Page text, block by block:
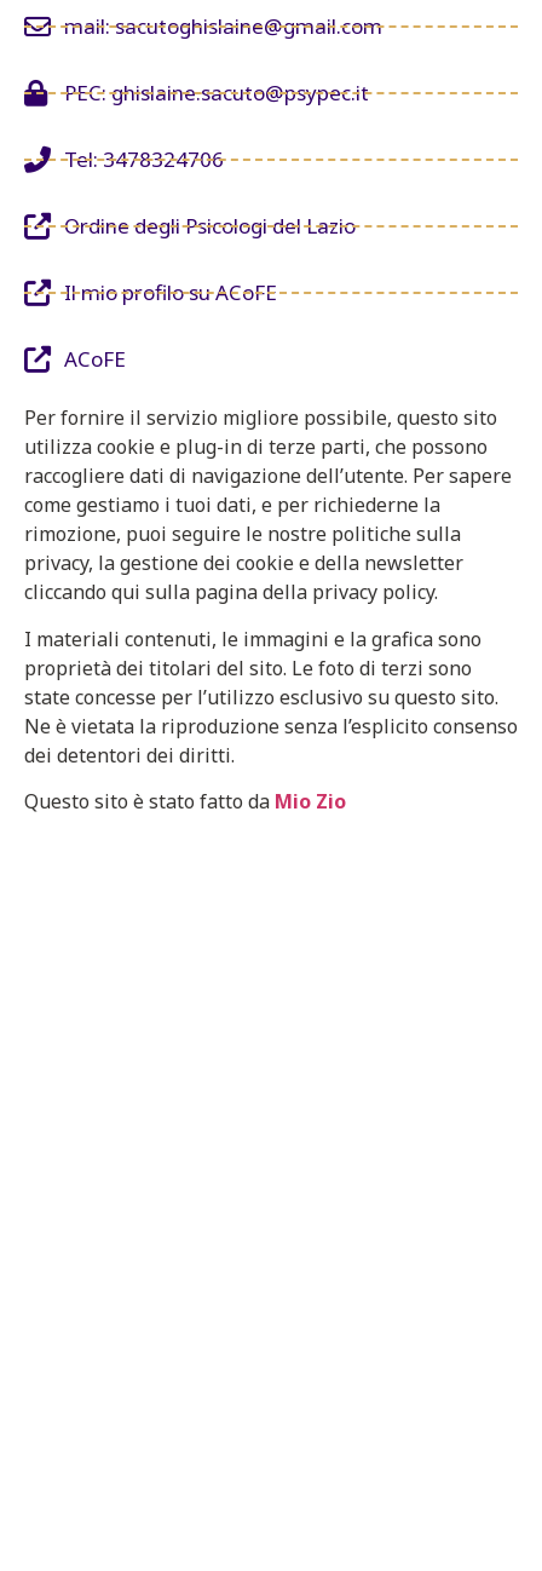
mail: sacutoghislaine@gmail.com
PEC: ghislaine.sacuto@psypec.it
Tel: 3478324706
Ordine degli Psicologi del Lazio
Il mio profilo su ACoFE
ACoFE
Per fornire il servizio migliore possibile, questo sito
utilizza cookie e plug-in di terze parti, che possono
raccogliere dati di navigazione dell’utente. Per sapere
come gestiamo i tuoi dati, e per richiederne la
rimozione, puoi seguire le nostre politiche sulla
privacy, la gestione dei cookie e della newsletter
cliccando qui sulla pagina della privacy policy.
I materiali contenuti, le immagini e la grafica sono
proprietà dei titolari del sito. Le foto di terzi sono
state concesse per l’utilizzo esclusivo su questo sito.
Ne è vietata la riproduzione senza l’esplicito consenso
dei detentori dei diritti.
Questo sito è stato fatto da Mio Zio